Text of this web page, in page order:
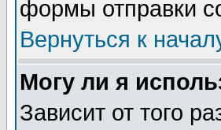
формы отправки
Вернуться к
Могу ли я
Зависит от того